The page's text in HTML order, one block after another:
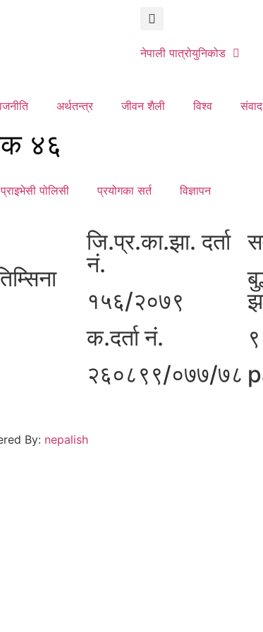
नेपाली पात्रोयुनिकोड
अर्थतन्त्र जीवन शैली विश्व संवाद
४६
प्राइभेसी पोलिसी प्रयोगका सर्त विज्ञापन
जि.प्र.का.झा. दर्ता
नं.
१५६/२०७९
क.दर्ता नं.
२६०८९९/०७७/७८
By: nepalish